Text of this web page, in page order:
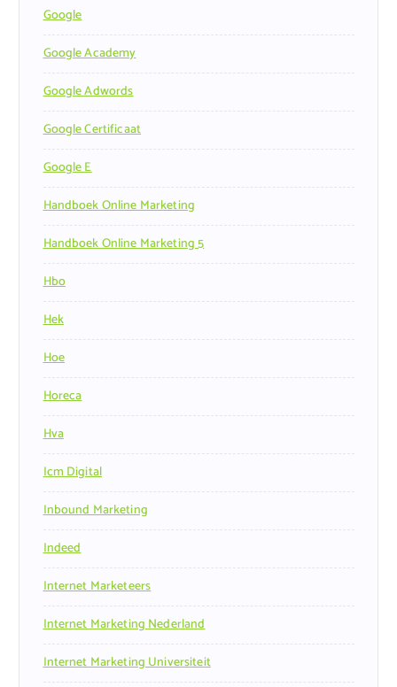
Google
Google Academy
Google Adwords
Google Certificaat
Google E
Handboek Online Marketing
Handboek Online Marketing 5
Hbo
Hek
Hoe
Horeca
Hva
Icm Digital
Inbound Marketing
Indeed
Internet Marketeers
Internet Marketing Nederland
Internet Marketing Universiteit